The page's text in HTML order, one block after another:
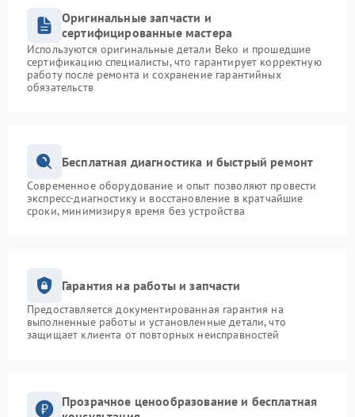
Оригинальные запчасти и
сертифицированные мастера
Используются оригинальные детали Beko и прошедшие
сертификацию специалисты, что гарантирует корректную
работу после ремонта и сохранение гарантийных
обязательств
Бесплатная диагностика и быстрый ремонт
Современное оборудование и опыт позволяют провести
экспресс-диагностику и восстановление в кратчайшие
сроки, минимизируя время без устройства
Гарантия на работы и запчасти
Предоставляется документированная гарантия на
выполненные работы и установленные детали, что
защищает клиента от повторных неисправностей
Прозрачное ценообразование и бесплатная